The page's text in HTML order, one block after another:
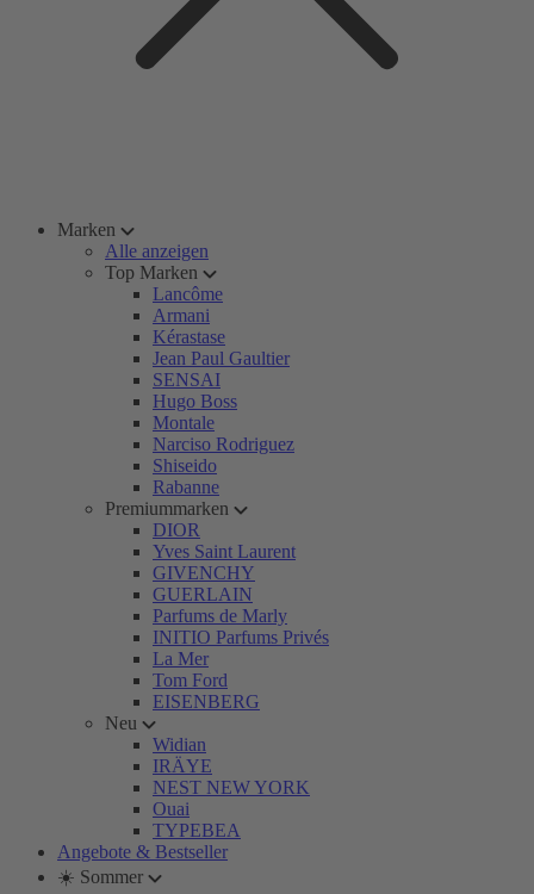
Marken
Alle anzeigen
Top Marken
Lancôme
Armani
Kérastase
Jean Paul Gaultier
SENSAI
Hugo Boss
Montale
Narciso Rodriguez
Shiseido
Rabanne
Premiummarken
DIOR
Yves Saint Laurent
GIVENCHY
GUERLAIN
Parfums de Marly
INITIO Parfums Privés
La Mer
Tom Ford
EISENBERG
Neu
Widian
IRÄYE
NEST NEW YORK
Ouai
TYPEBEA
Angebote & Bestseller
☀️ Sommer